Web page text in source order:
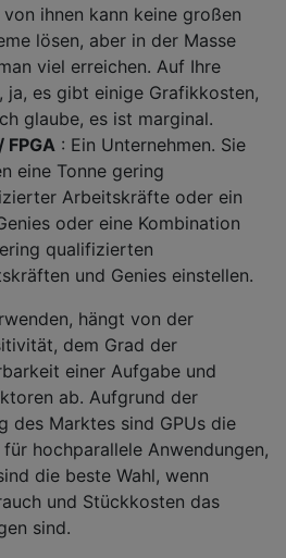
ihnen kann keine großen
lösen, aber in der Masse
viel erreichen. Auf Ihre
ja, es gibt einige Grafikkosten,
glaube, es ist marginal.
FPGA : Ein Unternehmen. Sie
eine Tonne gering
Arbeitskräfte oder ein
oder eine Kombination
qualifizierten
und Genies einstellen.
hängt von der
dem Grad der
einer Aufgabe und
ab. Aufgrund der
des Marktes sind GPUs die
für hochparallele Anwendungen,
die beste Wahl, wenn
und Stückkosten das
sind.